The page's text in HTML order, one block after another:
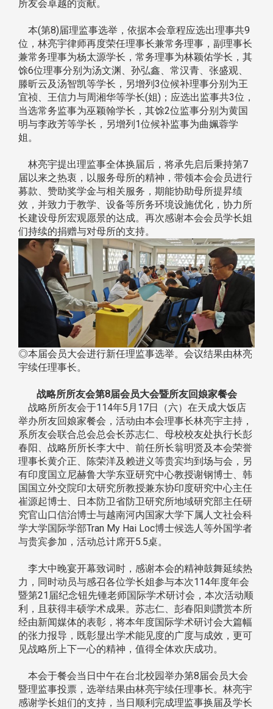
所友会卓越的贡献。
本(第8)届理监事选举，依据本会章程应选出理事共9
位，林亮宇律师再度荣任理事长兼常务理事，副理事长
兼常务理事为杨太源学长，常务理事为林颖佑学长，其
馀6位理事分别为汤文渊、孙弘鑫、常汉青、张盛观、
滕昕云及汤智凯等学长，另增列3位候补理事分别为王
宜祯、王信力与周湘华等学长(姐)；应选出监事共3位，
当选常务监事为巫颖翰学长，其馀2位监事分别为黄国
明与李政芳等学长，另增列1位候补监事为曲姵蓉学
姐。
林亮宇提出理监事全体换届后，将承先启后秉持第7
届以来之热衷，以服务母所的精神，带领本会会员进行
募款、赞助奖学金与相关服务，期能协助母所提昇绩
效，并致力于教学、设备等所务环境设施优化，协力所
长建设母所宏观愿景的达成。再次感谢本会会员学长姐
们持续的捐赠与对母所的支持。
◎本届会员大会进行新任理监事选举。会议结果由林亮
宇续任理事长。
战略所所友会第8届会员大会暨所友回娘家餐会
战略所所友会于114年5月17日（六）在天成大饭店
举办所友回娘家餐会，活动由本会理事长林亮宇主持，
系所友会联合总会总会长苏志仁、母校校友处执行长彭
春阳、战略所所长李大中、前任所长翁明贤及本会荣誉
理事长黄介正、陈荣洋及赖进义等贵宾均到场与会，另
有印度国立尼赫鲁大学东亚研究中心教授谢钢博士、韩
国国立外交院印太研究所教授兼东协印度研究中心主任
崔源起博士、日本防卫省防卫研究所地域研究部主任研
究官山口信治博士与越南河内国家大学下属人文社会科
学大学国际学部Tran My Hai Loc博士候选人等外国学者
与贵宾参加，活动总计席开5.5桌。
李大中晚宴开幕致词时，感谢本会的精神鼓舞延续热
力，同时动员与感召各位学长姐参与本次114年度年会
暨第21届纪念钮先锺老师国际学术研讨会，本次活动顺
利，且获得丰硕学术成果。苏志仁、彭春阳则讚赏本所
经由新闻媒体的表彰，将本年度国际学术研讨会大篇幅
的张力报导，既彰显出学术能见度的广度与成效，更可
见战略所上下一心的精神，值得全体欢庆成功。
本会于餐会当日中午在台北校园举办第8届会员大会
暨理监事投票，选举结果由林亮宇续任理事长。林亮宇
感谢学长姐们的支持，当日顺利完成理监事换届及学长